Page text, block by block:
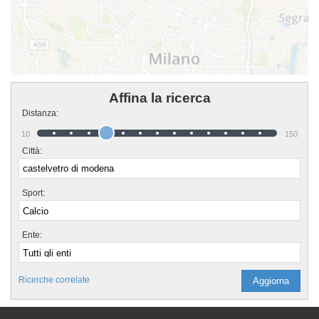
Affina la ricerca
Distanza:
10 150
Città:
Sport:
Ente:
Ricerche correlate